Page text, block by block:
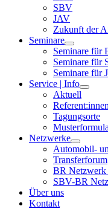
SBV
JAV
Zukunft der
Seminare
Seminare für
Seminare für
Seminare für
Service | Info
Aktuell
Referent:innen
Tagungsorte
Netzwerke
Automobil-
Transferforum
BR Netzwerk
SBV-BR
Über uns
Kontakt